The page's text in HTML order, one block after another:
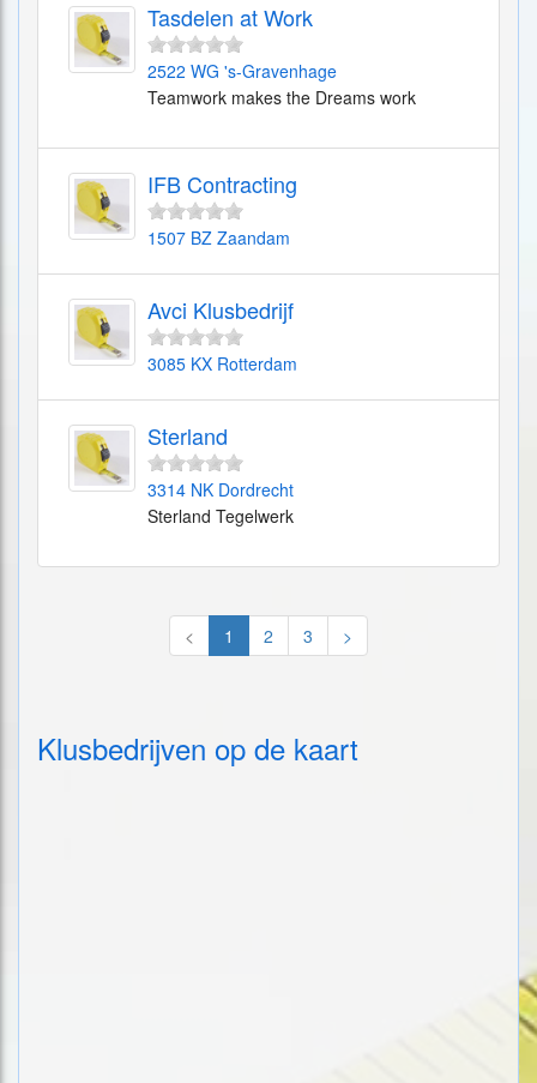
Tasdelen at Work
2522 WG 's-Gravenhage
Teamwork makes the Dreams work
IFB Contracting
1507 BZ Zaandam
Avci Klusbedrijf
3085 KX Rotterdam
Sterland
3314 NK Dordrecht
Sterland Tegelwerk
< 1 2 3 >
Klusbedrijven op de kaart